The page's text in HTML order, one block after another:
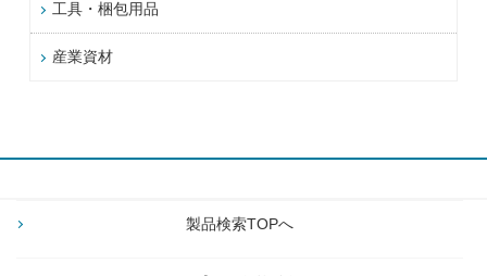
工具・梱包用品
産業資材
製品検索TOPへ